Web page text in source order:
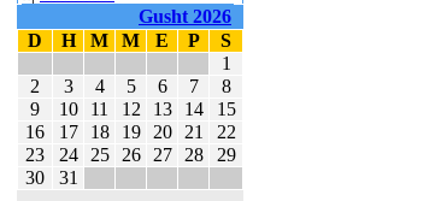
E MBAJTËN PARA
KUVENDIT KONCERTIN
ME KËNGË PATRIOTIKE
SHQIPTARE
KËNGËTARJA
BRITANIKE E SHTYN
UDHËTIMIN NË
Gusht 2026
D
H M M E P
S
1
2
3 4 5 6 7
8
9
10 11 12 13 14
15
16
17 18 19 20 21
22
23
24 25 26 27 28
29
30
31